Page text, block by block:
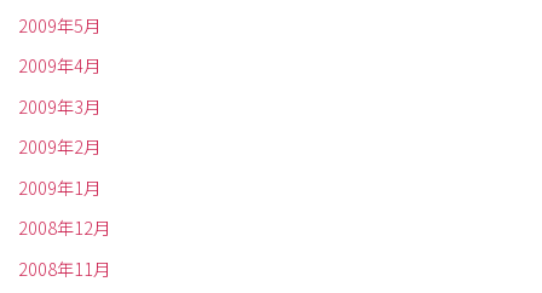
2009年5月
2009年4月
2009年3月
2009年2月
2009年1月
2008年12月
2008年11月